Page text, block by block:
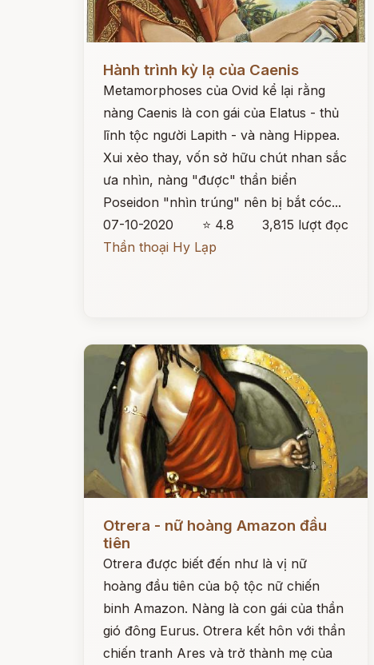
Hành trình kỳ lạ của Caenis
Metamorphoses của Ovid kể lại rằng
nàng Caenis là con gái của Elatus - thủ
lĩnh tộc người Lapith - và nàng Hippea.
Xui xẻo thay, vốn sở hữu chút nhan sắc
ưa nhìn, nàng "được" thần biển
Poseidon "nhìn trúng" nên bị bắt cóc...
07-10-2020
⭐ 4.8
3,815 lượt đọc
Thần thoại Hy Lạp
Otrera - nữ hoàng Amazon đầu
tiên
Otrera được biết đến như là vị nữ
hoàng đầu tiên của bộ tộc nữ chiến
binh Amazon. Nàng là con gái của thần
gió đông Eurus. Otrera kết hôn với thần
chiến tranh Ares và trở thành mẹ của